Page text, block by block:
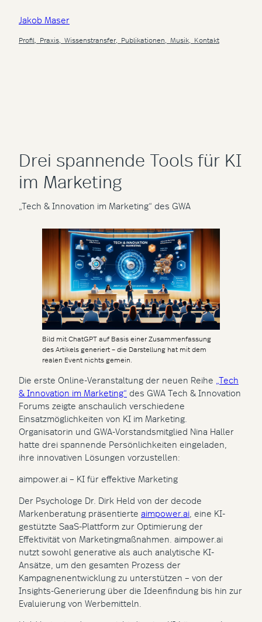
Inhalt
springen
Jakob Maser
Profil, Praxis, Wissenstransfer, Publikationen, Musik, Kontakt
Drei spannende Tools für KI
im Marketing
„Tech & Innovation im Marketing“ des GWA
Bild mit ChatGPT auf Basis einer Zusammenfassung
des Artikels generiert – die Darstellung hat mit dem
realen Event nichts gemein.
Die erste Online-Veranstaltung der neuen Reihe „Tech
& Innovation im Marketing“ des GWA Tech & Innovation
Forums zeigte anschaulich verschiedene
Einsatzmöglichkeiten von KI im Marketing.
Organisatorin und GWA-Vorstandsmitglied Nina Haller
hatte drei spannende Persönlichkeiten eingeladen,
ihre innovativen Lösungen vorzustellen:
aimpower.ai – KI für effektive Marketing
Der Psychologe Dr. Dirk Held von der decode
Markenberatung präsentierte aimpower.ai , eine KI-
gestützte SaaS-Plattform zur Optimierung der
Effektivität von Marketingmaßnahmen. aimpower.ai
nutzt sowohl generative als auch analytische KI-
Ansätze, um den gesamten Prozess der
Kampagnenentwicklung zu unterstützen – von der
Insights-Generierung über die Ideenfindung bis hin zur
Evaluierung von Werbemitteln.